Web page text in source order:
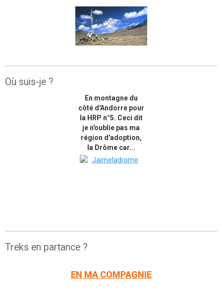
Où suis-je ?
En montagne du
côté d'Andorre pour
la HRP n°5. Ceci dit
je n'oublie pas ma
région d'adoption,
la Drôme car...
Treks en partance ?
EN MA COMPAGNIE